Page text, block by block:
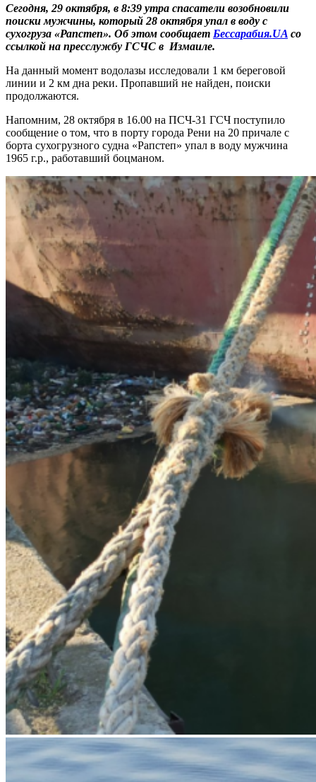
Сегодня, 29 октября, в 8:39 утра спасатели возобновили
поиски мужчины, который 28 октября упал в воду с
сухогруза «Рапстеп». Об этом сообщает Бессарабия.UA со
ссылкой на пресслужбу ГСЧС в Измаиле.
На данный момент водолазы исследовали 1 км береговой
линии и 2 км дна реки. Пропавший не найден, поиски
продолжаются.
Напомним, 28 октября в 16.00 на ПСЧ-31 ГСЧ поступило
сообщение о том, что в порту города Рени на 20 причале с
борта сухогрузного судна «Рапстеп» упал в воду мужчина
1965 г.р., работавший боцманом.